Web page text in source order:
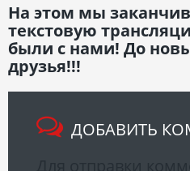
На этом мы
текстовую
были с нами! До
друзья!!!
ДОБАВИТЬ